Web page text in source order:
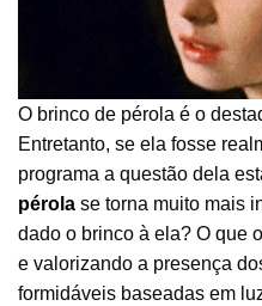
O brinco de pérola é o
Entretanto, se ela fosse
programa a questão dela
pérola se torna muito mais
dado o brinco à ela? O que
e valorizando a presença
formidáveis baseadas em